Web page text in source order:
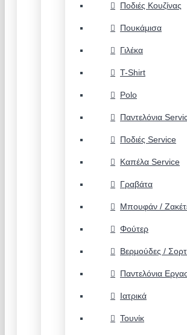
Ποδιές Κουζίνας
Πουκάμισα
Γιλέκα
T-Shirt
Polo
Παντελόνια
Ποδιές Service
Καπέλα Service
Γραβάτα
Μπουφάν /
Φούτερ
Βερμούδες /
Παντελόνια
Ιατρικά
Τουνίκ